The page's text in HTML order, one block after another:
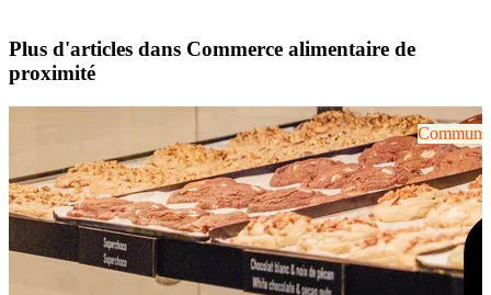
Plus d'articles dans Commerce alimentaire de
proximité